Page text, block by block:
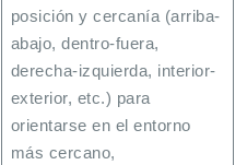
posición y cercanía (arriba-
abajo, dentro-fuera,
derecha-izquierda, interior-
exterior, etc.) para
orientarse en el entorno
más cercano,